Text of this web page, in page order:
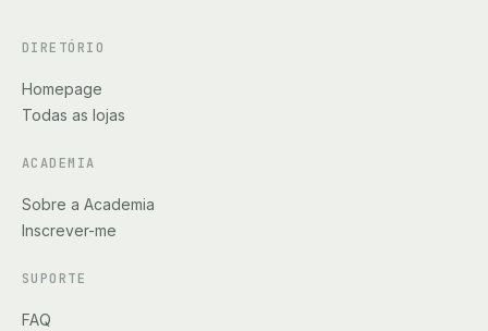
DIRETÓRIO
Homepage
Todas as lojas
ACADEMIA
Sobre a Academia
Inscrever-me
SUPORTE
FAQ